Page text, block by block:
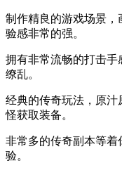
制作精良的游戏场景
验感非常的强。
拥有非常流畅的打击
缭乱。
经典的传奇玩法，原
怪获取装备。
非常多的传奇副本等
验。